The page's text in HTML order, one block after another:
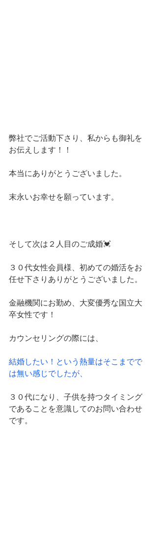
弊社でご活動下さり、私からも御礼を
お伝えします！！
本当にありがとうございました。
末永いお幸せを願っています。
そして次は２人目のご成婚💓
３０代女性会員様、初めての婚活をお
任せ下さりありがとうございました。
金融機関にお勤め、大変優秀な国立大
卒女性です！
カウンセリングの際には、
結婚したい！という熱量はそこまでで
は無い感じでしたが、
３０代になり、子供を持つタイミング
であることを意識してのお問い合わせ
です。